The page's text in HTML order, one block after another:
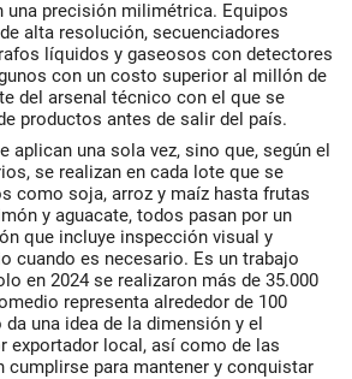
una precisión milimétrica. Equipos
alta resolución, secuenciadores
líquidos y gaseosos con detectores
con un costo superior al millón de
del arsenal técnico con el que se
productos antes de salir del país.
aplican una sola vez, sino que, según el
se realizan en cada lote que se
como soja, arroz y maíz hasta frutas
y aguacate, todos pasan por un
que incluye inspección visual y
cuando es necesario. Es un trabajo
en 2024 se realizaron más de 35.000
representa alrededor de 100
una idea de la dimensión y el
exportador local, así como de las
cumplirse para mantener y conquistar